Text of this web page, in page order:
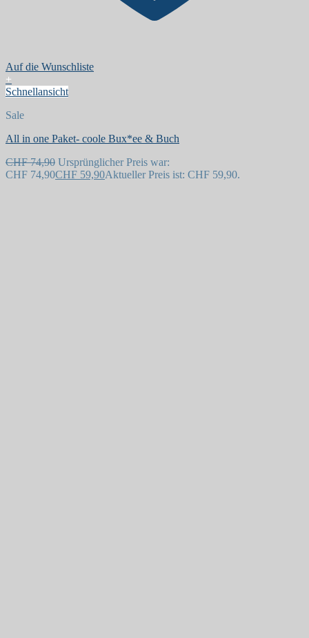
Auf die Wunschliste
+
Schnellansicht
Sale
All in one Paket- coole Bux*ee & Buch
CHF74,90 Ursprünglicher Preis war:
CHF 74,90CHF 59,90Aktueller Preis ist: CHF 59,90.